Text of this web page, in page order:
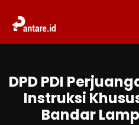
DPD PDI
Instruksi
Bandar